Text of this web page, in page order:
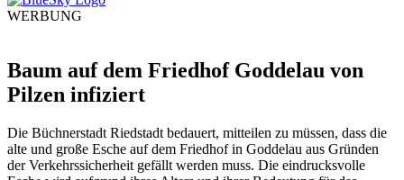
WERBUNG
Baum auf dem Friedhof Goddelau von
Pilzen infiziert
Die Büchnerstadt Riedstadt bedauert, mitteilen zu müssen, dass die
alte und große Esche auf dem Friedhof in Goddelau aus Gründen
der Verkehrssicherheit gefällt werden muss. Die eindrucksvolle